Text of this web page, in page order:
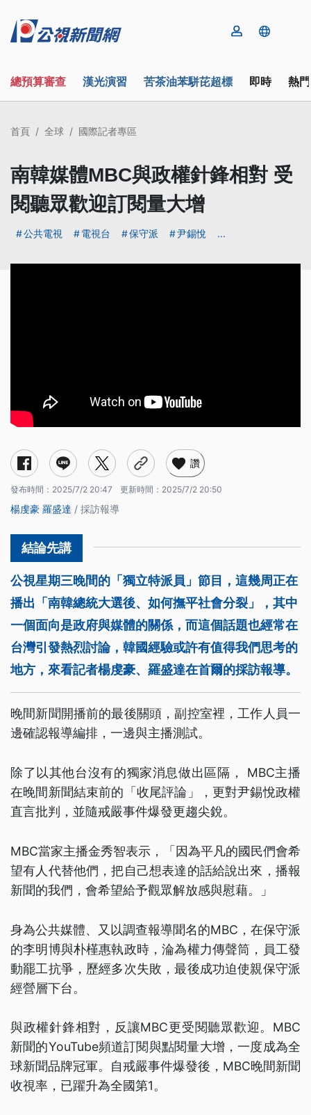
總預算審查 漢光演習 苦茶油苯駢芘超標 即時 熱
首頁 全球 國際記者專區
南韓媒體MBC與政權針鋒相對 受
閱聽眾歡迎訂閱量大增
公共電視 電視台 保守派 尹錫悅 ...
讚
發布時間： 2025/7/2 20:47 更新時間： 2025/7/2 20:50
楊虔豪 羅盛達 / 採訪報導
公視星期三晚間的「獨立特派員」節目，這幾周正在
播出「南韓總統大選後、如何撫平社會分裂」，其中
一個面向是政府與媒體的關係，而這個話題也經常在
台灣引發熱烈討論，韓國經驗或許有值得我們思考的
地方，來看記者楊虔豪、羅盛達在首爾的採訪報導。
晚間新聞開播前的最後關頭，副控室裡，工作人員一
邊確認報導編排，一邊與主播測試。
除了以其他台沒有的獨家消息做出區隔， MBC主播
在晚間新聞結束前的「收尾評論」，更對尹錫悅政權
直言批判，並隨戒嚴事件爆發更趨尖銳。
MBC當家主播金秀智表示，「因為平凡的國民們會希
望有人代替他們，把自己想表達的話給說出來，播報
新聞的我們，會希望給予觀眾解放感與慰藉。」
身為公共媒體、又以調查報導聞名的MBC，在保守派
的李明博與朴槿惠執政時，淪為權力傳聲筒，員工發
動罷工抗爭，歷經多次失敗，最後成功迫使親保守派
經營層下台。
與政權針鋒相對，反讓MBC更受閱聽眾歡迎。MBC
新聞的YouTube頻道訂閱與點閱量大增，一度成為全
球新聞品牌冠軍。自戒嚴事件爆發後，MBC晚間新聞
收視率，已躍升為全國第1。